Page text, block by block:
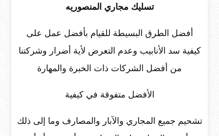
تسليك مجاري المنصوريه
أفضل الطرق البسيطة للقيام بأفضل عمل على
كيفية سد الأنابيب وعدم التعرض لأية أضرار وشركتنا
من أفضل الشركات ذات الخبرة والمهارة
الأفضل متفوقة في كيفية
تشحيم جميع المجاري والآبار والمصارف وما إلى ذلك